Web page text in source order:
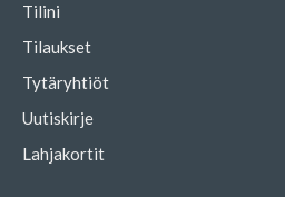
Tilini
Tilaukset
Tytäryhtiöt
Uutiskirje
Lahjakortit